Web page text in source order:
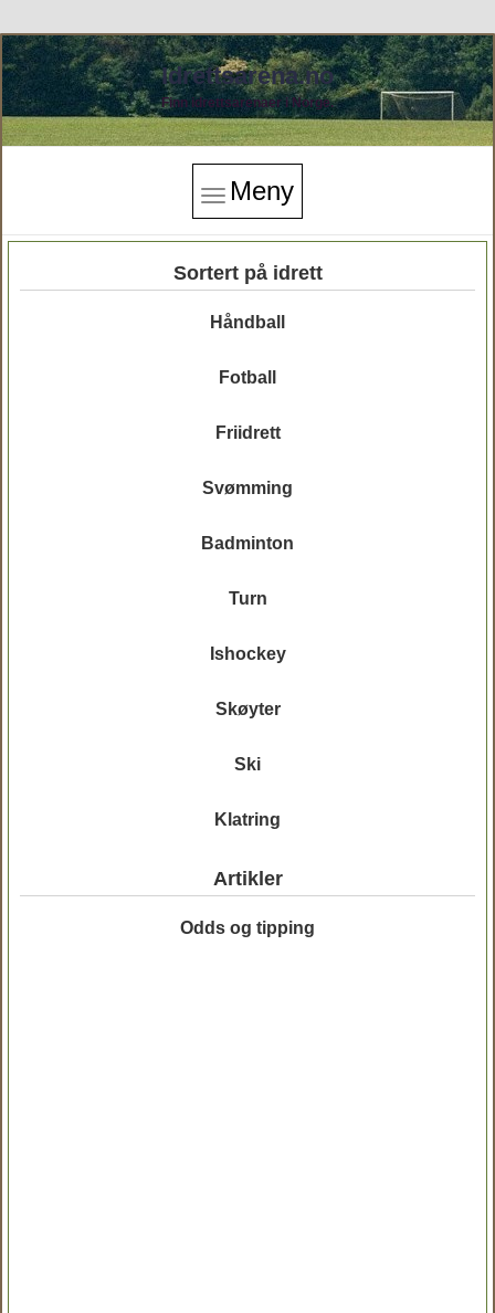
Idrettsarena.no
Finn idrettsarenaer i Norge.
Meny
Sortert på idrett
Håndball
Fotball
Friidrett
Svømming
Badminton
Turn
Ishockey
Skøyter
Ski
Klatring
Artikler
Odds og tipping